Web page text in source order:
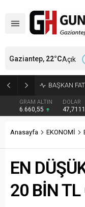
KÜÇÜK AK
GRAM ALTIN
6.660,55
DOLAR
47,7111
Gaziantep, 22°CAçık
Anasayfa EKONOMİ
EN
20 BİN